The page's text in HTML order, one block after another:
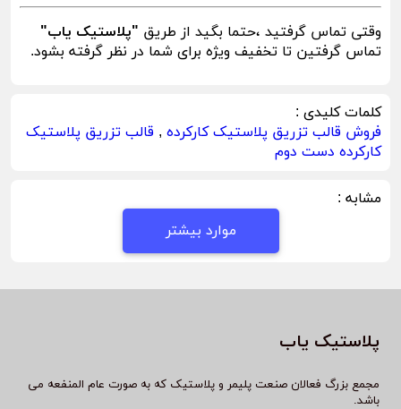
وقتی تماس گرفتید ،حتما بگید از طریق "پلاستیک یاب"
تماس گرفتین تا تخفیف ویژه برای شما در نظر گرفته بشود.
کلمات کلیدی :
فروش قالب تزریق پلاستیک کارکرده , قالب تزریق پلاستیک
کارکرده دست دوم
مشابه :
موارد بیشتر
پلاستیک یاب
مجمع بزرگ فعالان صنعت پلیمر و پلاستیک که به صورت عام المنفعه می
باشد.